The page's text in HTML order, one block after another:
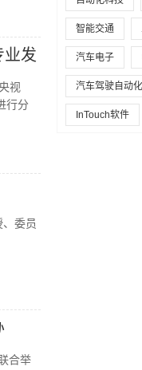
业发
视
行分
委员
合举
智能交通
汽车电子
汽车驾驶自动化
InTouch软件